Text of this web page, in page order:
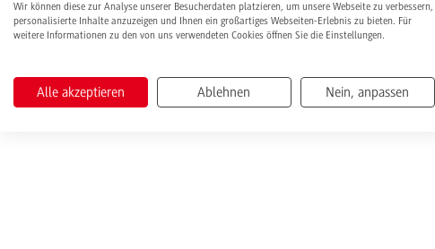
Wir können diese zur Analyse unserer Besucherdaten platzieren, um unsere Webseite zu verbessern,
personalisierte Inhalte anzuzeigen und Ihnen ein großartiges Webseiten-Erlebnis zu bieten. Für
weitere Informationen zu den von uns verwendeten Cookies öffnen Sie die Einstellungen.
Alle akzeptieren Ablehnen Nein, anpassen